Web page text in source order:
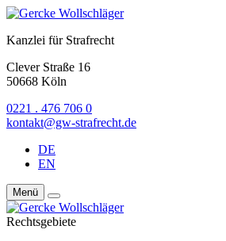
Kanzlei für Strafrecht
Clever Straße 16
50668 Köln
0221 . 476 706 0
kontakt@gw-strafrecht.de
DE
EN
Menü
Rechtsgebiete